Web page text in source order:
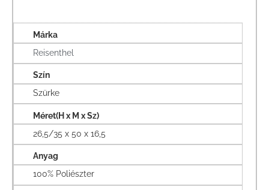
Márka
Reisenthel
Szín
Szürke
Méret(H x M x Sz)
26,5/35 x 50 x 16,5
Anyag
100% Poliészter